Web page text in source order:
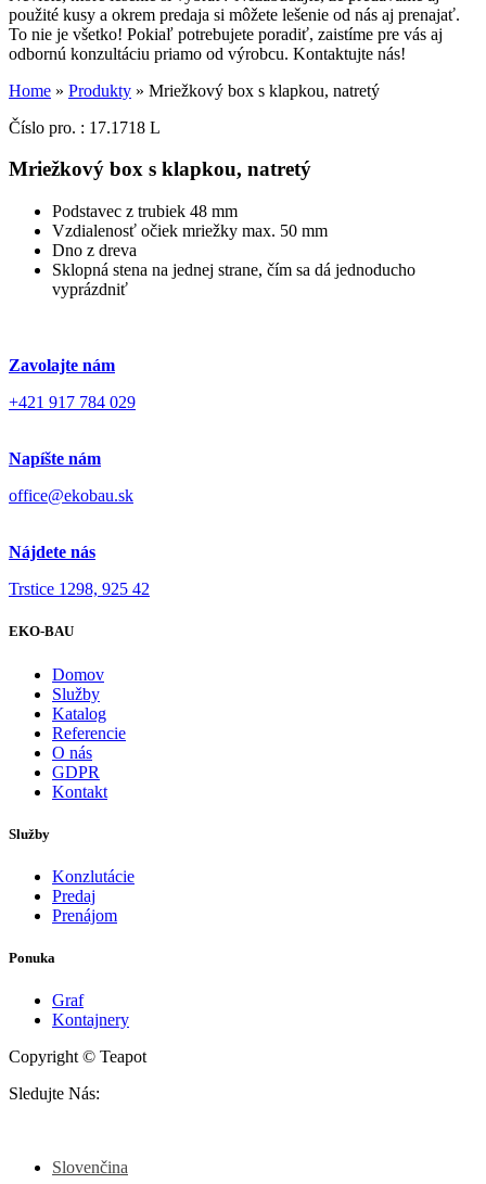
použité kusy a okrem predaja si môžete lešenie od nás aj prenajať.
To nie je všetko! Pokiaľ potrebujete poradiť, zaistíme pre vás aj
odbornú konzultáciu priamo od výrobcu. Kontaktujte nás!
Home » Produkty » Mriežkový box s klapkou, natretý
Číslo pro. : 17.1718 L
Mriežkový box s klapkou, natretý
Podstavec z trubiek 48 mm
Vzdialenosť očiek mriežky max. 50 mm
Dno z dreva
Sklopná stena na jednej strane, čím sa dá jednoducho
vyprázdniť
Zavolajte nám
+421 917 784 029
Napíšte nám
office@ekobau.sk
Nájdete nás
Trstice 1298, 925 42
EKO-BAU
Domov
Služby
Katalog
Referencie
O nás
GDPR
Kontakt
Služby
Konzlutácie
Predaj
Prenájom
Ponuka
Graf
Kontajnery
Copyright © Teapot
Sledujte Nás:
Slovenčina